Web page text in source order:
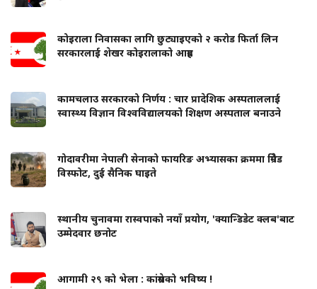
कोइराला निवासका लागि छुट्याइएको २ करोड फिर्ता लिन
सरकारलाई शेखर कोइरालाको आग्रह
कामचलाउ सरकारको निर्णय : चार प्रादेशिक अस्पताललाई
स्वास्थ्य विज्ञान विश्वविद्यालयको शिक्षण अस्पताल बनाउने
गोदावरीमा नेपाली सेनाको फायरिङ अभ्यासका क्रममा ग्रिनेड
विस्फोट, दुई सैनिक घाइते
स्थानीय चुनावमा रास्वपाको नयाँ प्रयोग, 'क्यान्डिडेट क्लब'बाट
उम्मेदवार छनोट
आगामी २९ को भेला : कांग्रेसको भविष्य !